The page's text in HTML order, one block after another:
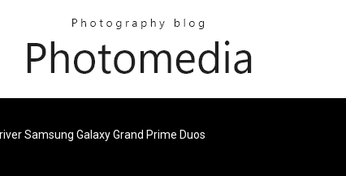
Samsung Galaxy Grand Prime Duos